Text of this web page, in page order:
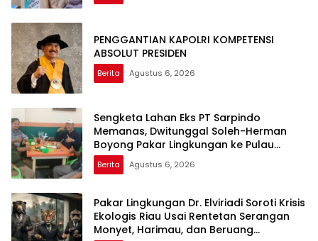
PENGGANTIAN KAPOLRI KOMPETENSI
ABSOLUT PRESIDEN
Berita Agustus 6, 2026
Sengketa Lahan Eks PT Sarpindo
Memanas, Dwitunggal Soleh-Herman
Boyong Pakar Lingkungan ke Pulau
Rupat
Berita Agustus 6, 2026
Pakar Lingkungan Dr. Elviriadi Soroti Krisis
Ekologis Riau Usai Rentetan Serangan
Monyet, Harimau, dan Beruang